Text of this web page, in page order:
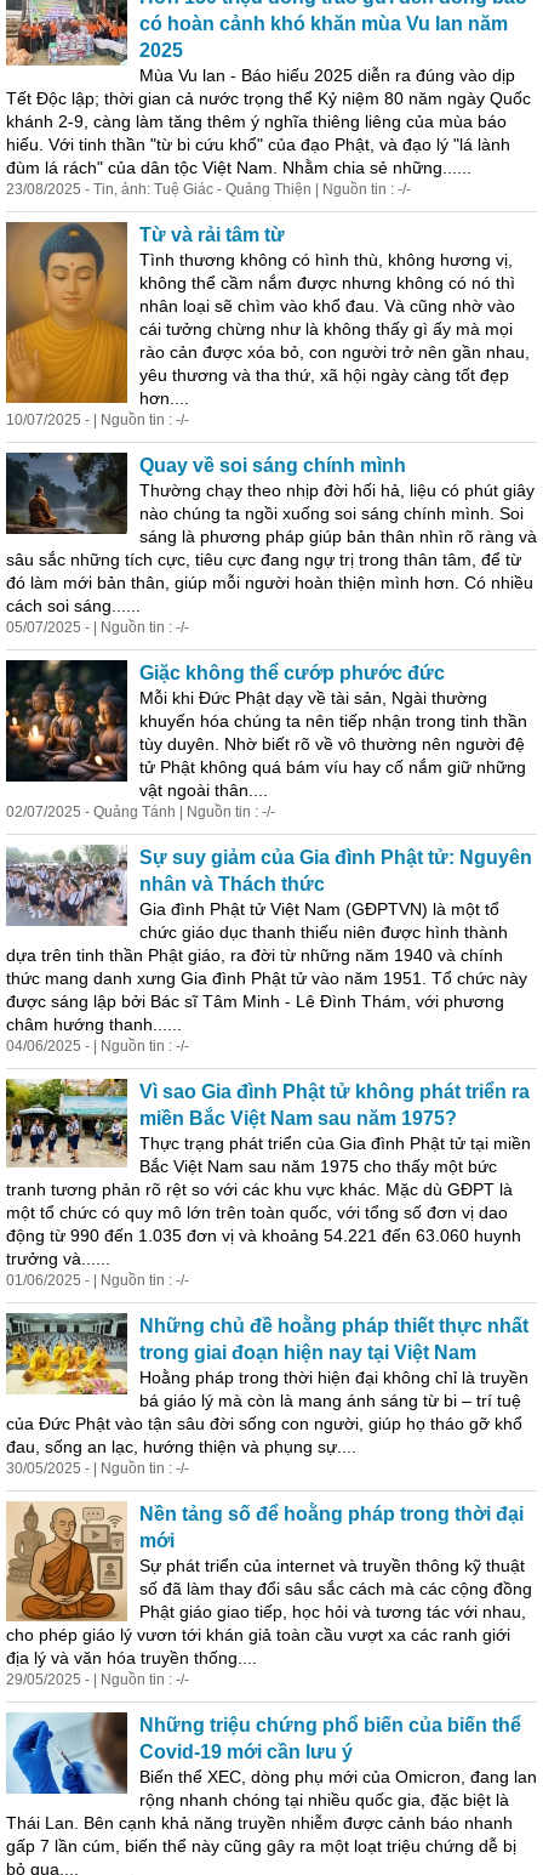
có hoàn cảnh khó khăn mùa Vu lan năm
2025
Mùa Vu lan - Báo hiếu 2025 diễn ra đúng vào dịp
Tết Độc lập; thời gian cả nước trọng thể Kỷ niệm 80 năm ngày Quốc
khánh 2-9, càng làm tăng thêm ý nghĩa thiêng liêng của mùa báo
hiếu. Với tinh thần "từ bi cứu khổ" của đạo Phật, và đạo lý "lá lành
đùm lá rách" của dân tộc Việt Nam. Nhằm chia sẻ những......
23/08/2025 - Tin, ảnh: Tuệ Giác - Quảng Thiện | Nguồn tin : -/-
Từ và rải tâm từ
Tình thương không có hình thù, không hương vị,
không thể cầm nắm được nhưng không có nó thì
nhân loại sẽ chìm vào khổ đau. Và cũng nhờ vào
cái tưởng chừng như là không thấy gì ấy mà mọi
rào cản được xóa bỏ, con người trở nên gần nhau,
yêu thương và tha thứ, xã hội ngày càng tốt đẹp
hơn....
10/07/2025 - | Nguồn tin : -/-
Quay về soi sáng chính mình
Thường chạy theo nhịp đời hối hả, liệu có phút giây
nào chúng ta ngồi xuống soi sáng chính mình. Soi
sáng là phương pháp giúp bản thân nhìn rõ ràng và
sâu sắc những tích cực, tiêu cực đang ngự trị trong thân tâm, để từ
đó làm mới bản thân, giúp mỗi người hoàn thiện mình hơn. Có nhiều
cách soi sáng......
05/07/2025 - | Nguồn tin : -/-
Giặc không thể cướp phước đức
Mỗi khi Đức Phật dạy về tài sản, Ngài thường
khuyến hóa chúng ta nên tiếp nhận trong tinh thần
tùy duyên. Nhờ biết rõ về vô thường nên người đệ
tử Phật không quá bám víu hay cố nắm giữ những
vật ngoài thân....
02/07/2025 - Quảng Tánh | Nguồn tin : -/-
Sự suy giảm của Gia đình Phật tử: Nguyên
nhân và Thách thức
Gia đình Phật tử Việt Nam (GĐPTVN) là một tổ
chức giáo dục thanh thiếu niên được hình thành
dựa trên tinh thần Phật giáo, ra đời từ những năm 1940 và chính
thức mang danh xưng Gia đình Phật tử vào năm 1951. Tổ chức này
được sáng lập bởi Bác sĩ Tâm Minh - Lê Đình Thám, với phương
châm hướng thanh......
04/06/2025 - | Nguồn tin : -/-
Vì sao Gia đình Phật tử không phát triển ra
miền Bắc Việt Nam sau năm 1975?
Thực trạng phát triển của Gia đình Phật tử tại miền
Bắc Việt Nam sau năm 1975 cho thấy một bức
tranh tương phản rõ rệt so với các khu vực khác. Mặc dù GĐPT là
một tổ chức có quy mô lớn trên toàn quốc, với tổng số đơn vị dao
động từ 990 đến 1.035 đơn vị và khoảng 54.221 đến 63.060 huynh
trưởng và......
01/06/2025 - | Nguồn tin : -/-
Những chủ đề hoằng pháp thiết thực nhất
trong giai đoạn hiện nay tại Việt Nam
Hoằng pháp trong thời hiện đại không chỉ là truyền
bá giáo lý mà còn là mang ánh sáng từ bi – trí tuệ
của Đức Phật vào tận sâu đời sống con người, giúp họ tháo gỡ khổ
đau, sống an lạc, hướng thiện và phụng sự....
30/05/2025 - | Nguồn tin : -/-
Nền tảng số để hoằng pháp trong thời đại
mới
Sự phát triển của internet và truyền thông kỹ thuật
số đã làm thay đổi sâu sắc cách mà các cộng đồng
Phật giáo giao tiếp, học hỏi và tương tác với nhau,
cho phép giáo lý vươn tới khán giả toàn cầu vượt xa các ranh giới
địa lý và văn hóa truyền thống....
29/05/2025 - | Nguồn tin : -/-
Những triệu chứng phổ biến của biến thể
Covid-19 mới cần lưu ý
Biến thể XEC, dòng phụ mới của Omicron, đang lan
rộng nhanh chóng tại nhiều quốc gia, đặc biệt là
Thái Lan. Bên cạnh khả năng truyền nhiễm được cảnh báo nhanh
gấp 7 lần cúm, biến thể này cũng gây ra một loạt triệu chứng dễ bị
bỏ qua....